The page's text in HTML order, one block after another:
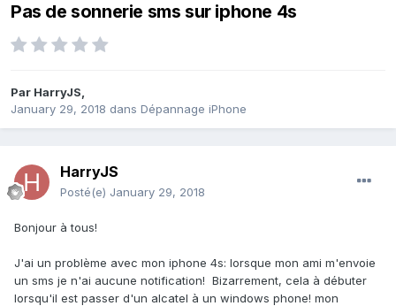
Pas de sonnerie sms sur iphone 4s
Par HarryJS
January 29, 2018 dans Dépannage iPhone
HarryJS
Posté(e) January 29, 2018
Bonjour à tous!
J'ai un problème avec mon iphone 4s: lorsque mon ami m'envoie
un sms je n'ai aucune notification! Bizarrement, cela à débuter
lorsqu'il est passer d'un alcatel à un windows phone! mon